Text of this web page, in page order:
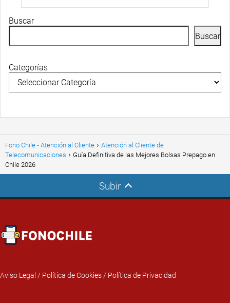
Buscar
Buscar
Categorías
Fono Chile - Atención al Cliente
Atención al Cliente de
Telecomunicaciones
Guía Definitiva de las Mejores Bolsas Prepago en
Chile 2026
Subir
Aviso Legal / Política de Cookies / Política de Privacidad